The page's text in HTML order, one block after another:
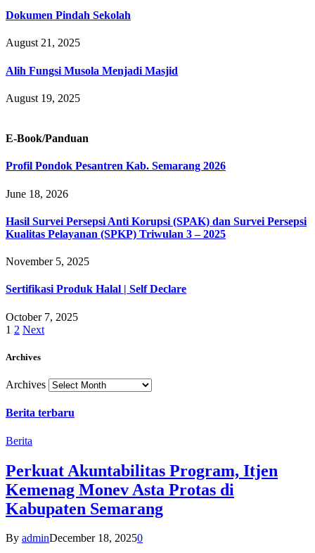
Dokumen Pindah Sekolah
August 21, 2025
Alih Fungsi Musola Menjadi Masjid
August 19, 2025
E-Book/Panduan
Profil Pondok Pesantren Kab. Semarang 2026
June 18, 2026
Hasil Survei Persepsi Anti Korupsi (SPAK) dan Survei Persepsi
Kualitas Pelayanan (SPKP) Triwulan 3 – 2025
November 5, 2025
Sertifikasi Produk Halal | Self Declare
October 7, 2025
1 2 Next
Archives
Archives
Berita terbaru
Berita
Perkuat Akuntabilitas Program, Itjen
Kemenag Monev Asta Protas di
Kabupaten Semarang
By adminDecember 18, 20250